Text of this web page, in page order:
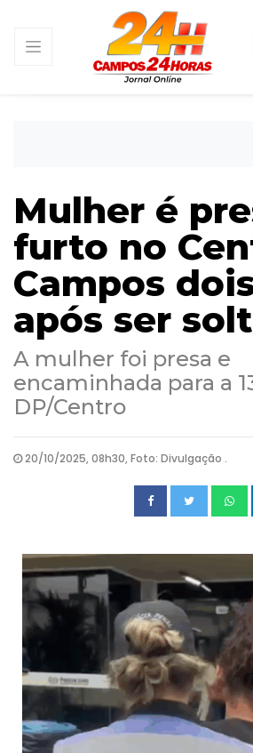
Mulher é
furto no
Campos
após ser
A mulher foi presa e
encaminhada para a
DP/Centro
20/10/2025, 08h30, Foto: Divulgação .